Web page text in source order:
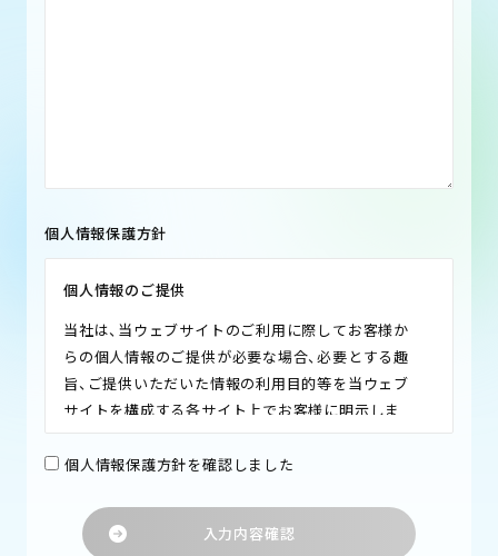
個人情報保護方針
個人情報のご提供
当社は、当ウェブサイトのご利用に際してお客様か
らの個人情報のご提供が必要な場合、必要とする趣
旨、ご提供いただいた情報の利用目的等を当ウェブ
サイトを構成する各サイト上でお客様に明示しま
様は、個人情報のご提供をお控えください。ただし、
利用になれない場合がありますので、予めご了承く
ださい。
個人情報保護方針を確認しました